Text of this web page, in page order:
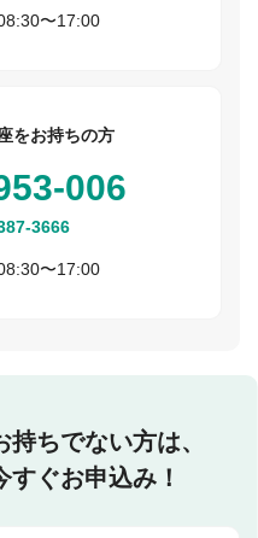
〜17:00
をお持ちの方
006
3666
〜17:00
ちでない方は、
ぐお申込み！